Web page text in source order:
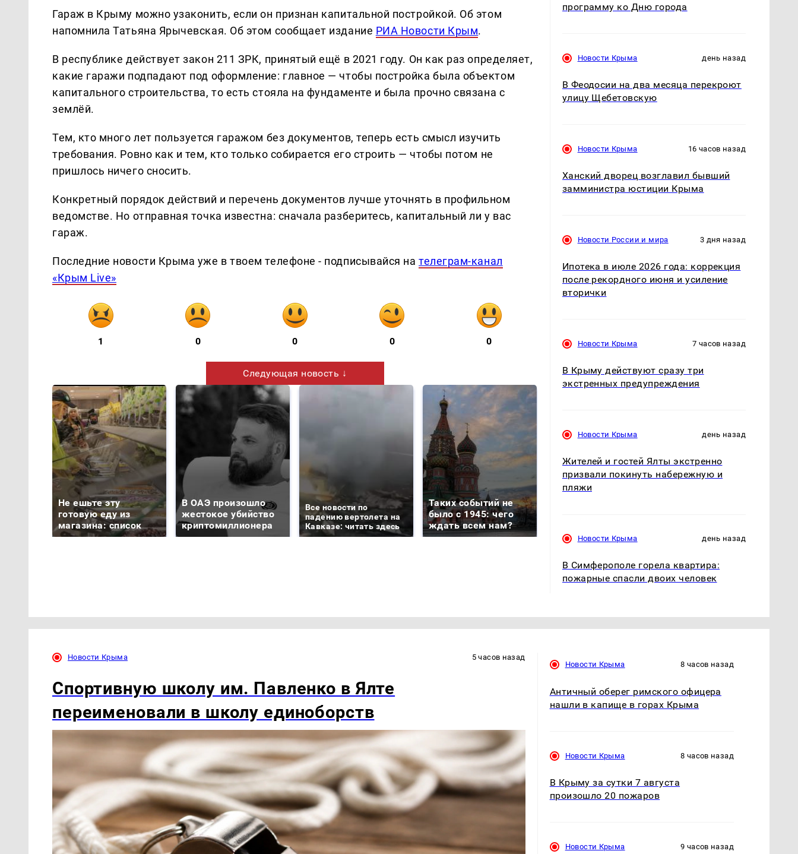
Гараж в Крыму можно узаконить, если он признан капитальной постройкой. Об этом
напомнила Татьяна Ярычевская. Об этом сообщает издание РИА Новости Крым.
В республике действует закон 211 ЗРК, принятый ещё в 2021 году. Он как раз определяет,
какие гаражи подпадают под оформление: главное — чтобы постройка была объектом
капитального строительства, то есть стояла на фундаменте и была прочно связана с
землёй.
Тем, кто много лет пользуется гаражом без документов, теперь есть смысл изучить
требования. Ровно как и тем, кто только собирается его строить — чтобы потом не
пришлось ничего сносить.
Конкретный порядок действий и перечень документов лучше уточнять в профильном
ведомстве. Но отправная точка известна: сначала разберитесь, капитальный ли у вас
гараж.
Последние новости Крыма уже в твоем телефоне - подписывайся нателеграм-канал
«Крым Live»
1 0 0 0 0
Следующая новость ↓
Не ешьте эту
готовую еду из
магазина: список
В ОАЭ произошло
жестокое убийство
криптомиллионера
Все новости по
падению вертолета на
Кавказе: читать здесь
Таких событий не
было с 1945: чего
ждать всем нам?
программу ко Дню города
Новости Крыма день назад
В Феодосии на два месяца перекроют
улицу Щебетовскую
Новости Крыма 16 часов назад
Ханский дворец возглавил бывший
замминистра юстиции Крыма
Новости России и мира 3 дня назад
Ипотека в июле 2026 года: коррекция
после рекордного июня и усиление
вторички
Новости Крыма 7 часов назад
В Крыму действуют сразу три
экстренных предупреждения
Новости Крыма день назад
Жителей и гостей Ялты экстренно
призвали покинуть набережную и
пляжи
Новости Крыма день назад
В Симферополе горела квартира:
пожарные спасли двоих человек
Новости Крыма 5 часов назад
Спортивную школу им. Павленко в Ялте
переименовали в школу единоборств
Новости Крыма 8 часов назад
Античный оберег римского офицера
нашли в капище в горах Крыма
Новости Крыма 8 часов назад
В Крыму за сутки 7 августа
произошло 20 пожаров
Новости Крыма 9 часов назад